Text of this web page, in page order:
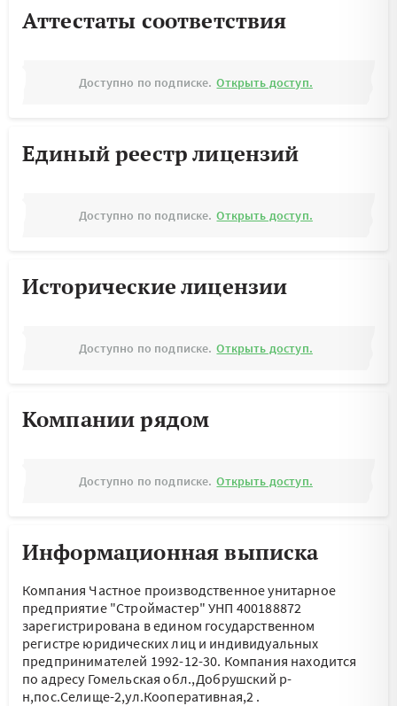
Аттестаты соответствия
Доступно по подписке. Открыть доступ.
Единый реестр лицензий
Доступно по подписке. Открыть доступ.
Исторические лицензии
Доступно по подписке. Открыть доступ.
Компании рядом
Доступно по подписке. Открыть доступ.
Информационная выписка
Компания Частное производственное унитарное
предприятие "Строймастер" УНП 400188872
зарегистрирована в едином государственном
регистре юридических лиц и индивидуальных
предпринимателей 1992-12-30. Компания находится
по адресу Гомельская обл.,Добрушский р-
н,пос.Селище-2,ул.Кооперативная,2 .